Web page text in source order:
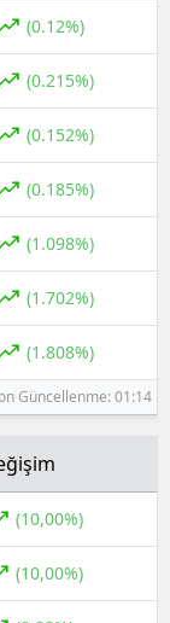
(0.12%)
(0.215%)
(0.152%)
(0.185%)
(1.098%)
(1.702%)
(1.808%)
Güncellenme: 01:14
(10,00%)
(10,00%)